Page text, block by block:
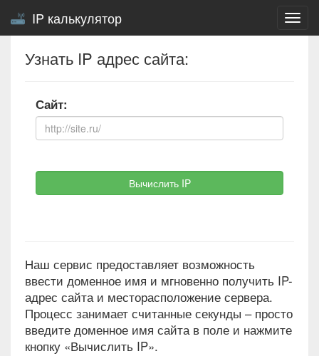
IP калькулятор
Узнать IP адрес сайта:
Сайт:
Вычислить IP
Наш сервис предоставляет возможность
ввести доменное имя и мгновенно получить IP-
адрес сайта и месторасположение сервера.
Процесс занимает считанные секунды – просто
введите доменное имя сайта в поле и нажмите
кнопку «Вычислить IP».